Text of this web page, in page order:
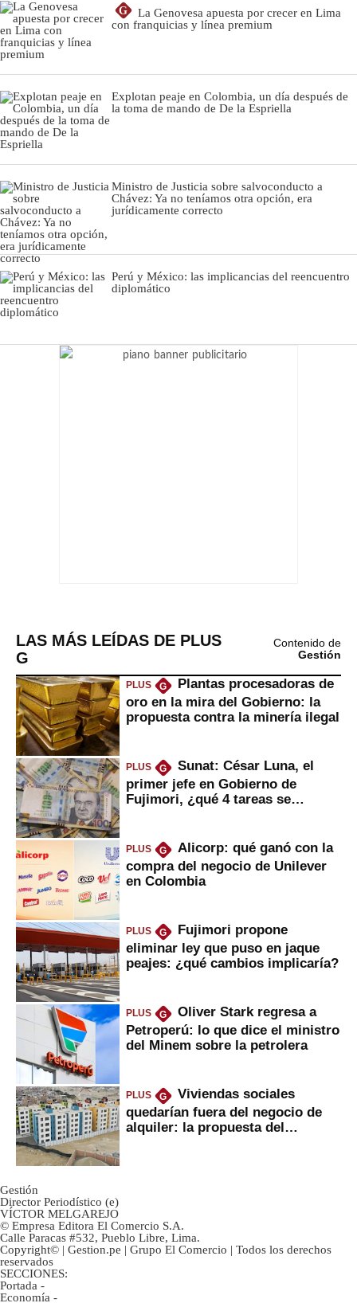
G
La Genovesa apuesta por crecer en Lima
con franquicias y línea premium
Explotan peaje en Colombia, un día después de
la toma de mando de De la Espriella
Ministro de Justicia sobre salvoconducto a
Chávez: Ya no teníamos otra opción, era
jurídicamente correcto
Perú y México: las implicancias del reencuentro
diplomático
LAS MÁS LEÍDAS DE PLUS
G
Contenido de
Gestión
PLUS G
Plantas procesadoras de
oro en la mira del Gobierno: la
propuesta contra la minería ilegal
PLUS G
Sunat: César Luna, el
primer jefe en Gobierno de
Fujimori, ¿qué 4 tareas se
PLUS G
Alicorp: qué ganó con la
compra del negocio de Unilever
en Colombia
PLUS G
Fujimori propone
eliminar ley que puso en jaque
peajes: ¿qué cambios implicaría?
PLUS G
Oliver Stark regresa a
Petroperú: lo que dice el ministro
del Minem sobre la petrolera
PLUS G
Viviendas sociales
quedarían fuera del negocio de
alquiler: la propuesta del
Gestión
Director Periodístico (e)
VÍCTOR MELGAREJO
© Empresa Editora El Comercio S.A.
Calle Paracas #532, Pueblo Libre, Lima.
Copyright© | Gestion.pe | Grupo El Comercio | Todos los derechos
reservados
SECCIONES:
Portada -
Economía -